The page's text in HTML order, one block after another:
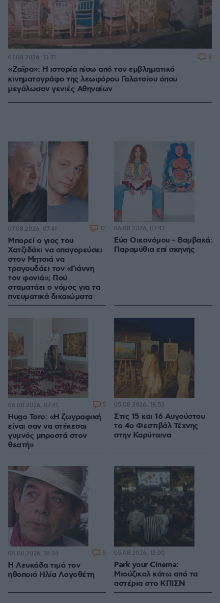
«Ζαΐρα»: Η ιστορία πίσω από τον εμβληματικό
κινηματογράφο της λεωφόρου Γαλατσίου όπου
μεγάλωσαν γενιές Αθηναίων
07.08.2026, 13:31 8
Μπορεί ο γιος του
Χατζιδάκι να απαγορεύσει
στον Μητσιά να
τραγουδάει τον «Γιάννη
τον φονιά»; Πού
σταματάει ο νόμος για τα
πνευματικά δικαιώματα
07.08.2026, 07:41 12
Εύα Οικονόμου - Βαμβακά:
Παραμύθια επί σκηνής
06.08.2026, 07:42
Hugo Toro: «Η ζωγραφική
είναι σαν να στέκεσαι
γυμνός μπροστά στον
θεατή»
06.08.2026, 07:41 5
Στις 15 και 16 Αυγούστου
το 4ο Φεστιβάλ Τέχνης
στην Καρύταινα
05.08.2026, 18:53
Η Λευκάδα τιμά τον
ηθοποιό Ηλία Λογοθέτη
05.08.2026, 18:34 8
Park your Cinema:
Μιούζικαλ κάτω από τα
αστέρια στο ΚΠΙΣΝ
05.08.2026, 12:00